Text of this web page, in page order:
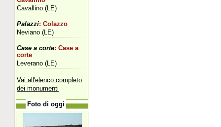
Cavallino (LE)
Palazzi: Colazzo
Neviano (LE)
Case a corte: Case a
corte
Leverano (LE)
Vai all'elenco completo
dei monumenti
Foto di oggi